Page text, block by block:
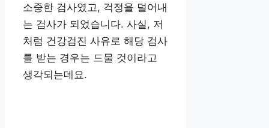
소중한 검사였고, 걱정을 덜어내
는 검사가 되었습니다. 사실, 저
처럼 건강검진 사유로 해당 검사
를 받는 경우는 드물 것이라고
생각되는데요.